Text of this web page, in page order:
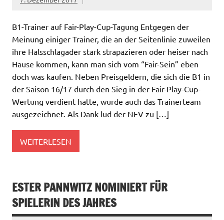
B1-Trainer auf Fair-Play-Cup-Tagung Entgegen der
Meinung einiger Trainer, die an der Seitenlinie zuweilen
ihre Halsschlagader stark strapazieren oder heiser nach
Hause kommen, kann man sich vom “Fair-Sein” eben
doch was kaufen. Neben Preisgeldern, die sich die B1 in
der Saison 16/17 durch den Sieg in der Fair-Play-Cup-
Wertung verdient hatte, wurde auch das Trainerteam
ausgezeichnet. Als Dank lud der NFV zu […]
WEITERLESEN
ESTER PANNWITZ NOMINIERT FÜR
SPIELERIN DES JAHRES